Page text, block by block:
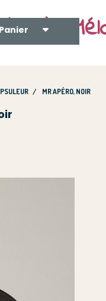
de
Panier
MR APÉRO, NOIR